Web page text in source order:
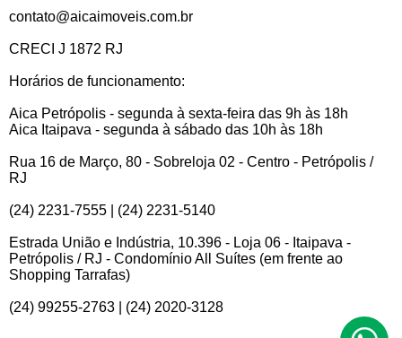
contato@aicaimoveis.com.br
CRECI J 1872 RJ
Horários de funcionamento:
Aica Petrópolis - segunda à sexta-feira das 9h às 18h
Aica Itaipava - segunda à sábado das 10h às 18h
Rua 16 de Março, 80 - Sobreloja 02 - Centro - Petrópolis /
RJ
(24) 2231-7555 | (24) 2231-5140
Estrada União e Indústria, 10.396 - Loja 06 - Itaipava -
Petrópolis / RJ - Condomínio All Suítes (em frente ao
Shopping Tarrafas)
(24) 99255-2763 | (24) 2020-3128